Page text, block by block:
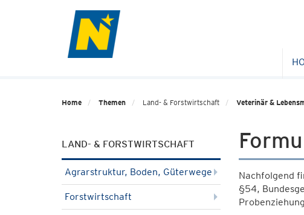
Home Themen Land- & Forstwirtschaft Veterinär &
LAND- & FORSTWIRTSCHAFT
Agrarstruktur, Boden, Güterwege
Forstwirtschaft
Nachfolgend
§54,